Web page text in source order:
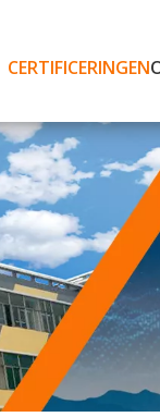
CERTIFICERINGEN